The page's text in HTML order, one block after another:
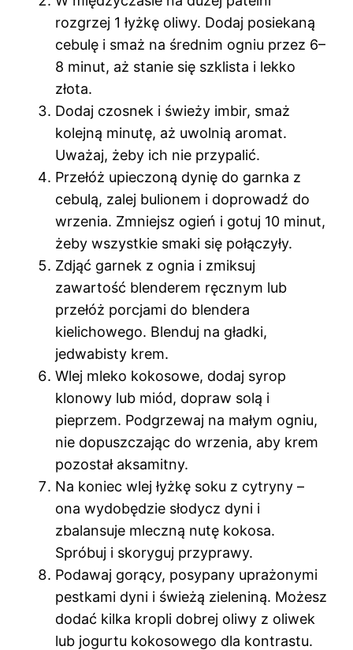
rozgrzej 1 łyżkę oliwy. Dodaj posiekaną
cebulę i smaż na średnim ogniu przez 6–
8 minut, aż stanie się szklista i lekko
złota.
Dodaj czosnek i świeży imbir, smaż
kolejną minutę, aż uwolnią aromat.
Uważaj, żeby ich nie przypalić.
Przełóż upieczoną dynię do garnka z
cebulą, zalej bulionem i doprowadź do
wrzenia. Zmniejsz ogień i gotuj 10 minut,
żeby wszystkie smaki się połączyły.
Zdjąć garnek z ognia i zmiksuj
zawartość blenderem ręcznym lub
przełóż porcjami do blendera
kielichowego. Blenduj na gładki,
jedwabisty krem.
Wlej mleko kokosowe, dodaj syrop
klonowy lub miód, dopraw solą i
pieprzem. Podgrzewaj na małym ogniu,
nie dopuszczając do wrzenia, aby krem
pozostał aksamitny.
Na koniec wlej łyżkę soku z cytryny –
ona wydobędzie słodycz dyni i
zbalansuje mleczną nutę kokosa.
Spróbuj i skoryguj przyprawy.
Podawaj gorący, posypany uprażonymi
pestkami dyni i świeżą zieleniną. Możesz
dodać kilka kropli dobrej oliwy z oliwek
lub jogurtu kokosowego dla kontrastu.